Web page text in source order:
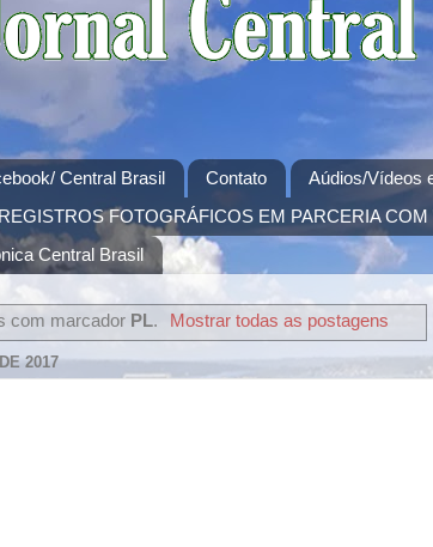
Central Brasil Contato Aúdios/Vídeos
REGISTROS FOTOGRÁFICOS EM PARCERIA COM
Central Brasil
com marcador PL. Mostrar todas as postagens
2017